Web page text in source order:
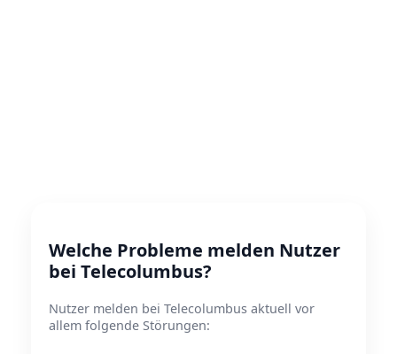
Welche Probleme melden Nutzer
bei Telecolumbus?
Nutzer melden bei Telecolumbus aktuell vor
allem folgende Störungen: